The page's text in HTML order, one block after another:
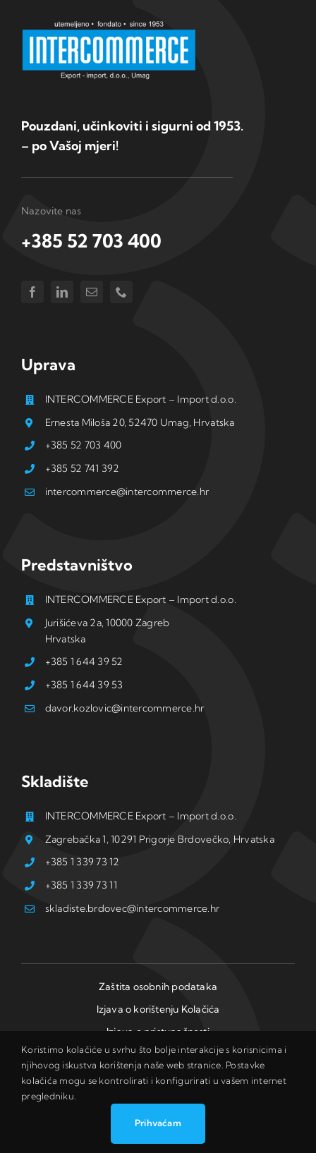
Pouzdani, učinkoviti i sigurni od 1953.
– po Vašoj mjeri!
Nazovite nas
+385 52 703 400
Uprava
INTERCOMMERCE Export – Import d.o.o.
Ernesta Miloša 20, 52470 Umag, Hrvatska
+385 52 703 400
+385 52 741 392
intercommerce@intercommerce.hr
Predstavništvo
INTERCOMMERCE Export – Import d.o.o.
Jurišićeva 2a, 10000 Zagreb
Hrvatska
+385 1 644 39 52
+385 1 644 39 53
davor.kozlovic@intercommerce.hr
Skladište
INTERCOMMERCE Export – Import d.o.o.
Zagrebačka 1, 10291 Prigorje Brdovečko, Hrvatska
+385 1 339 73 12
+385 1 339 73 11
skladiste.brdovec@intercommerce.hr
Zaštita osobnih podataka
Izjava o korištenju Kolačića
Izjava o pristupačnosti
© Copyright: Intercommerce d.o.o. I Development:
Web Art
Koristimo kolačiće u svrhu što bolje interakcije s korisnicima i
njihovog iskustva korištenja naše web stranice. Postavke
kolačića mogu se kontrolirati i konfigurirati u vašem internet
pregledniku.
Prihvaćam